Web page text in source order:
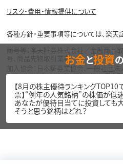
リスク・費用・情報提供について
各種方針・重要事項等については、楽天
商号等：楽天証券株式会社／金融商品
号、商品先物取引業者
加入協会：日本証券業協会、一般社団
先物取引協会、一般社団法人第二種金
産運用業協会
Copyright©
1999-2026 Rakuten Securities, Inc. All
お金と投資
【8月の株主優待ランキングTOP10
票】“例年の人気銘柄”の株価が低
あなたが優待目当てに投資しても
そうと思う銘柄はどれ？